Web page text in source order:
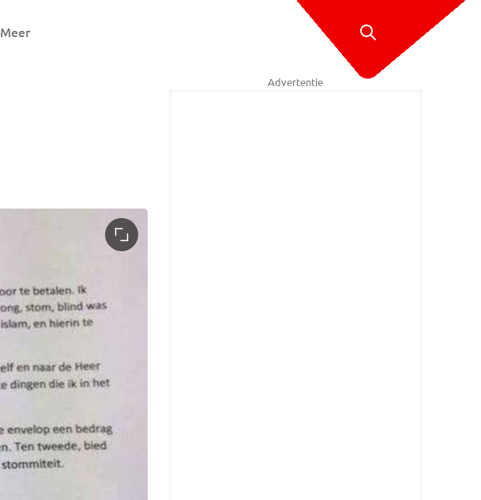
Meer
Advertentie